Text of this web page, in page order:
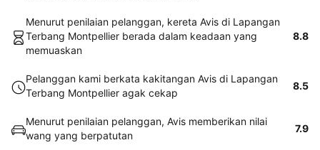
Menurut penilaian pelanggan, kereta Avis di Lapangan
Terbang Montpellier berada dalam keadaan yang
memuaskan
8.8
Pelanggan kami berkata kakitangan Avis di Lapangan
Terbang Montpellier agak cekap
8.5
Menurut penilaian pelanggan, Avis memberikan nilai
wang yang berpatutan
7.9